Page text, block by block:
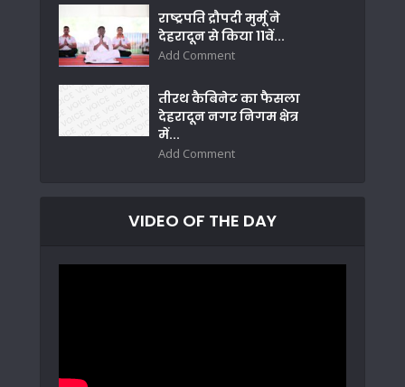
राष्ट्रपति द्रौपदी मुर्मू ने
देहरादून से किया 11वें...
Add Comment
तीरथ कैबिनेट का फैसला
देहरादून नगर निगम क्षेत्र
में...
Add Comment
VIDEO OF THE DAY